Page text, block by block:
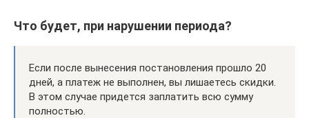
Что будет, при нарушении периода?
Если после вынесения постановления прошло 20
дней, а платеж не выполнен, вы лишаетесь скидки.
В этом случае придется заплатить всю сумму
полностью.